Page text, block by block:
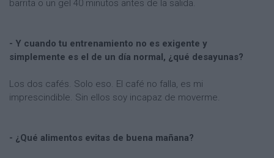
barrita o un gel 40 minutos antes de la salida.
- Y cuando tu entrenamiento no es exigente y
simplemente es el de un día normal, ¿qué desayunas?
Los dos cafés. Solo eso. El café no falla, es mi
imprescindible. Sin ellos soy incapaz de moverme.
- ¿Qué alimentos evitas de buena mañana?